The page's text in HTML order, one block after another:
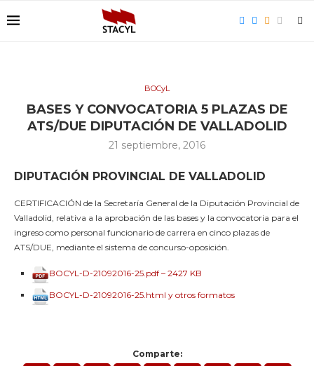
BOCyL
BASES Y CONVOCATORIA 5 PLAZAS DE
ATS/DUE DIPUTACIÓN DE VALLADOLID
21 septiembre, 2016
DIPUTACIÓN PROVINCIAL DE VALLADOLID
CERTIFICACIÓN de la Secretaría General de la Diputación Provincial de
Valladolid, relativa a la aprobación de las bases y la convocatoria para el
ingreso como personal funcionario de carrera en cinco plazas de
ATS/DUE, mediante el sistema de concurso-oposición.
BOCYL-D-21092016-25.pdf – 2427 KB
BOCYL-D-21092016-25.html y otros formatos
Comparte: